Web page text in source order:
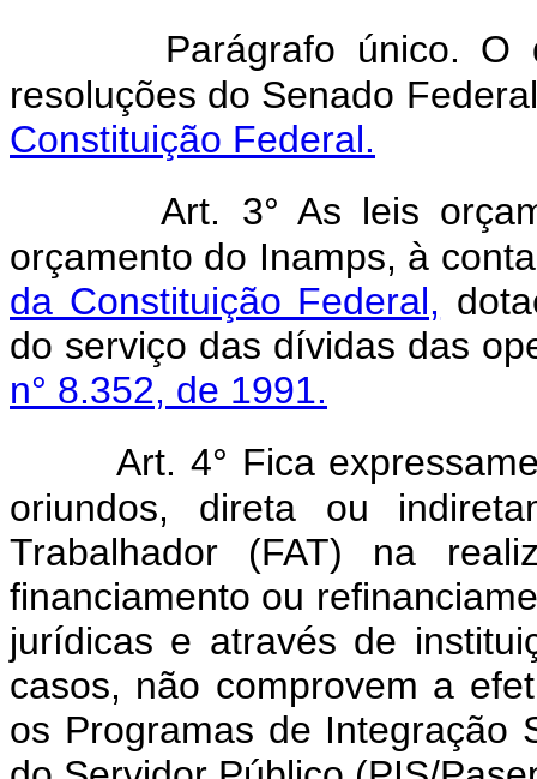
Parágrafo único. O
resoluções do Senado
Constituição Federal.
Art. 3° As leis
orçamento do Inamps, à
da Constituição Federal,
do serviço das dívidas das
n° 8.352, de 1991.
Art. 4° Fica
oriundos, direta ou
Trabalhador (FAT) na
financiamento ou
jurídicas e através de
casos, não comprovem a
os Programas de Integração